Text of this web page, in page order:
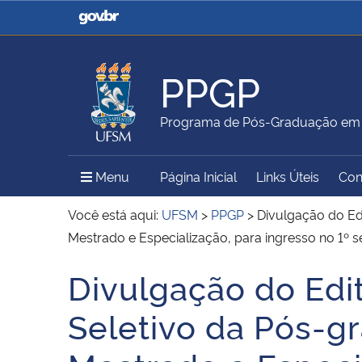
Casa Civil
Ministério da Justiça e
Ministério da Agricultura,
Pecuária e Abastecimento
Ministério da Educação
Ministério do Meio Ambiente Ministério do Turismo
Secretaria de Governo
Gabinete de Segurança
Institucional
PPGP
Programa de Pós-Graduação
Menu Menu Principal do Sítio
Página Inicial Links Úteis
Você está aqui: UFSM > PPGP > Divulgação do
Mestrado e Especialização, para ingresso no 1º
Início do conteúdo
Divulgação do
Seletivo da Pós-